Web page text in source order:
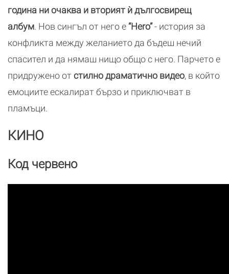
година ни очаква и вторият ѝ дългосвирещ
албум. Нов сингъл от него е“Hero”- история за
конфликта между желанието да бъдеш нечий
спасител и да нямаш нищо общо с него. Парчето е
придружено от стилно драматично видео, в който
емоциите ескалират бързо и приключват в
пламъци.
КИНО
Код червено